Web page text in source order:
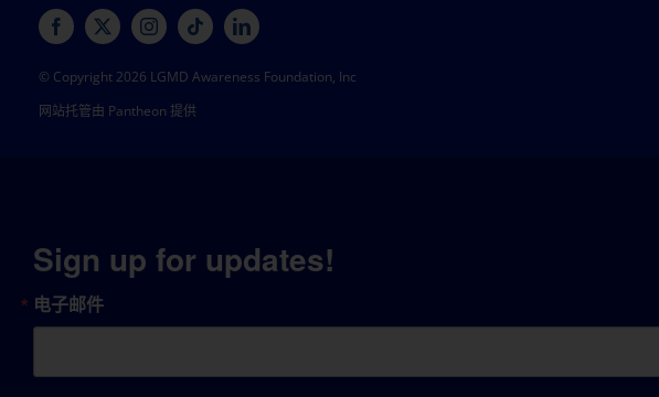
© Copyright 2026 LGMD Awareness Foundation, Inc
网站托管由 Pantheon 提供
Sign up for updates!
电子邮件